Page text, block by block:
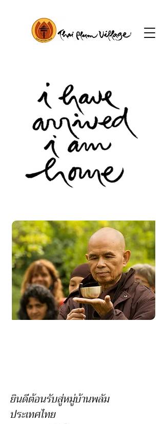
ยินดีต้อนรับสู่หมู่บ้านพลัม
ประเทศไทย